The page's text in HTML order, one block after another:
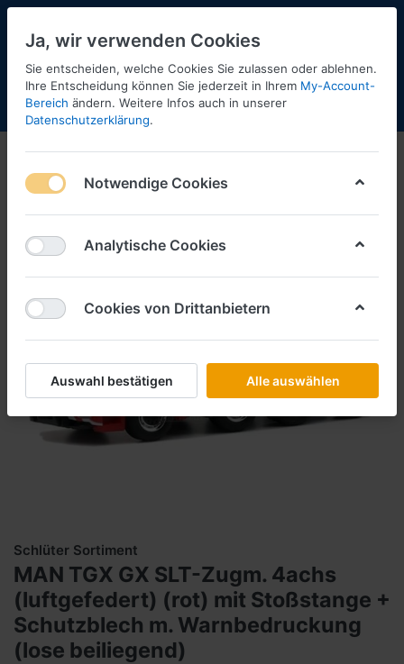
Menü Anmelden Shopaktualisierung
Schlüter Sortiment
MAN TGX GX SLT-Zugm. 4achs
(luftgefedert) (rot) mit Stoßstange +
Schutzblech m. Warnbedruckung
(lose beiliegend)
Ja, wir verwenden Cookies
Sie entscheiden, welche Cookies Sie zulassen oder ablehnen.
Ihre Entscheidung können Sie jederzeit in Ihrem My-Account-
Bereich ändern. Weitere Infos auch in unserer
Datenschutzerklärung.
Notwendige Cookies
Analytische Cookies
Cookies von Drittanbietern
Auswahl bestätigen Alle auswählen